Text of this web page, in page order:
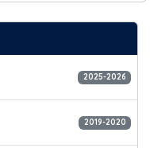
2025-2026
2019-2020